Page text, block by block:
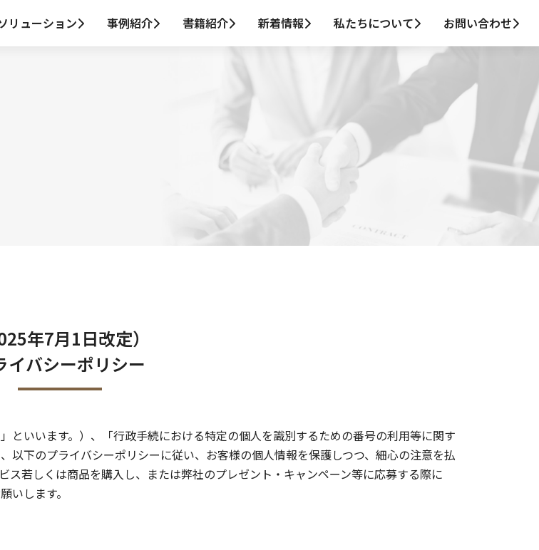
リューション 事例紹介 書籍紹介 新着情報 私たちについて お問い合わせ
年7月1日改定）
イバシーポリシー
いいます。）、「行政手続における特定の個人を識別するための番号の利用等に関す
以下のプライバシーポリシーに従い、お客様の個人情報を保護しつつ、細心の注意を払
若しくは商品を購入し、または弊社のプレゼント・キャンペーン等に応募する際に
いします。